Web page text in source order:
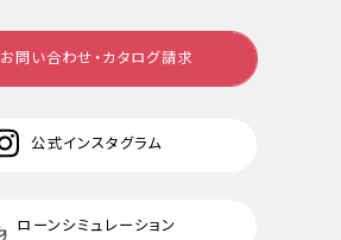
お問い合わせ・カタログ請求
公式インスタグラム
ローンシミュレーション